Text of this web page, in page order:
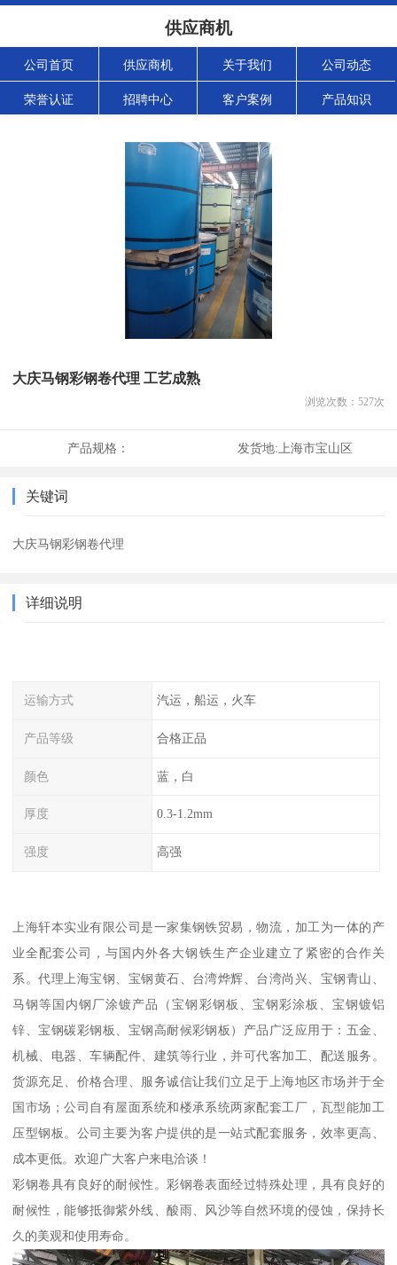
供应商机
公司首页 供应商机 关于我们 公司动态
荣誉认证 招聘中心 客户案例 产品知识
大庆马钢彩钢卷代理 工艺成熟
浏览次数： 527次
产品规格： 发货地: 上海市宝山区
关键词
大庆马钢彩钢卷代理
详细说明
运输方式 汽运，船运，火车
产品等级 合格正品
颜色 蓝，白
厚度 0.3-1.2mm
强度 高强
上海轩本实业有限公司是一家集钢铁贸易，物流，加工为一体的产
业全配套公司，与国内外各大钢铁生产企业建立了紧密的合作关
系。代理上海宝钢、宝钢黄石、台湾烨辉、台湾尚兴、宝钢青山、
马钢等国内钢厂涂镀产品（宝钢彩钢板、宝钢彩涂板、宝钢镀铝
锌、宝钢碳彩钢板、宝钢高耐候彩钢板）产品广泛应用于：五金、
机械、电器、车辆配件、建筑等行业，并可代客加工、配送服务。
货源充足、价格合理、服务诚信让我们立足于上海地区市场并于全
国市场；公司自有屋面系统和楼承系统两家配套工厂，瓦型能加工
压型钢板。公司主要为客户提供的是一站式配套服务，效率更高、
成本更低。欢迎广大客户来电洽谈！
彩钢卷具有良好的耐候性。彩钢卷表面经过特殊处理，具有良好的
耐候性，能够抵御紫外线、酸雨、风沙等自然环境的侵蚀，保持长
久的美观和使用寿命。